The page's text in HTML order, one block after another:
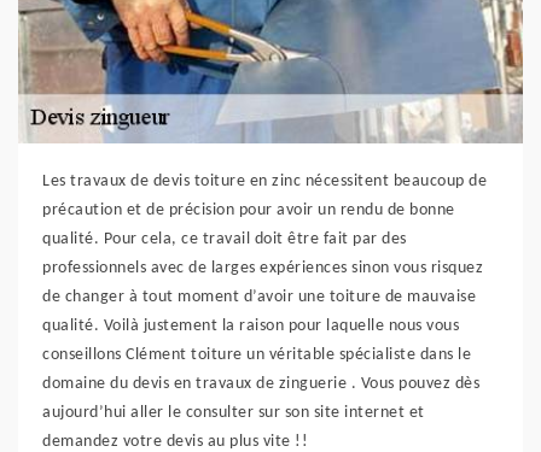
Les travaux de devis toiture en zinc nécessitent beaucoup de
précaution et de précision pour avoir un rendu de bonne
qualité. Pour cela, ce travail doit être fait par des
professionnels avec de larges expériences sinon vous risquez
de changer à tout moment d’avoir une toiture de mauvaise
qualité. Voilà justement la raison pour laquelle nous vous
conseillons Clément toiture un véritable spécialiste dans le
domaine du devis en travaux de zinguerie . Vous pouvez dès
aujourd’hui aller le consulter sur son site internet et
demandez votre devis au plus vite !!